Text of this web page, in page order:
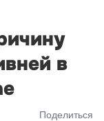
в
Поделиться